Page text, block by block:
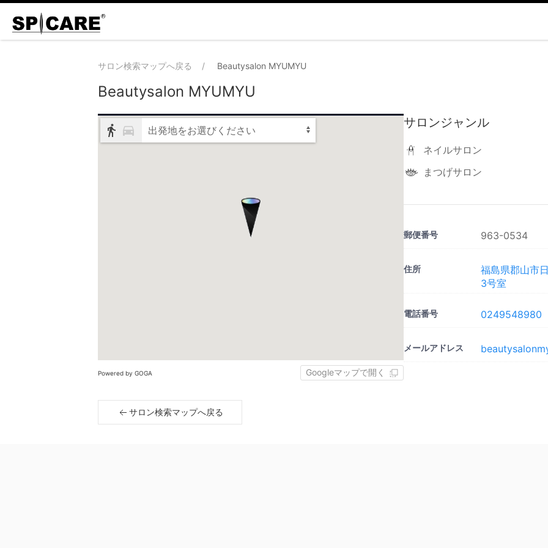
サロン検索マップへ戻る Beautysalon MYUMYU
Beautysalon MYUMYU
出発地をお選びください
Powered by GOGA Googleマップで開く
サロンジャンル
ネイルサロン
まつげサロン
郵便番号 963-0534
住所
福島県郡山市
3号室
電話番号 0249548980
メールアドレス
サロン検索マップへ戻る